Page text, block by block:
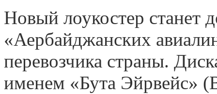
Новый лоукостер станет
«Аербайджанских
перевозчика страны.
именем «Бута Эйрвейс»